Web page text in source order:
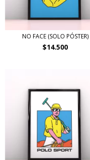
NO FACE (SOLO PÓSTER)
$14.500